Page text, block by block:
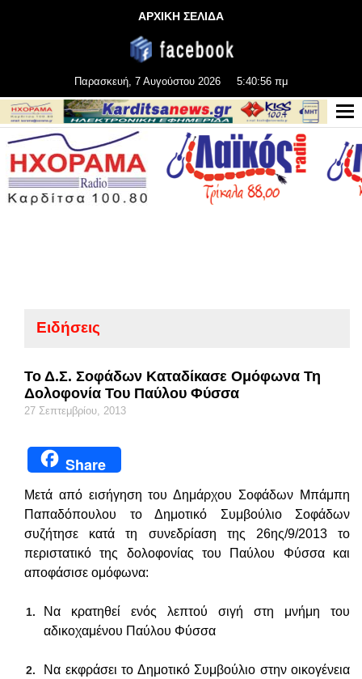
ΑΡΧΙΚΗ ΣΕΛΙΔΑ
Παρασκευή, 7 Αυγούστου 2026 5:40:56 πμ
Ειδήσεις
Το Δ.Σ. Σοφάδων Καταδίκασε Ομόφωνα Τη
Δολοφονία Του Παύλου Φύσσα
27 Σεπτεμβρίου, 2013
Share
Μετά από εισήγηση του Δημάρχου Σοφάδων Μπάμπη
Παπαδόπουλου το Δημοτικό Συμβούλιο Σοφάδων
συζήτησε κατά τη συνεδρίαση της 26ης/9/2013 το
περιστατικό της δολοφονίας του Παύλου Φύσσα και
αποφάσισε ομόφωνα:
Να κρατηθεί ενός λεπτού σιγή στη μνήμη του
αδικοχαμένου Παύλου Φύσσα
Να εκφράσει το Δημοτικό Συμβούλιο στην οικογένεια